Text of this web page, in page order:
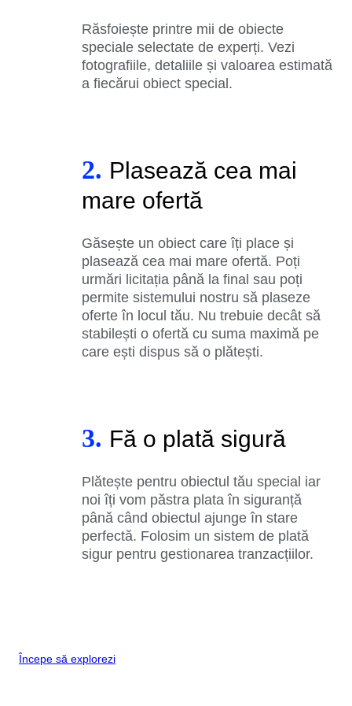
Răsfoiește printre mii de obiecte
speciale selectate de experți. Vezi
fotografiile, detaliile și valoarea estimată
a fiecărui obiect special.
2. Plasează cea mai
mare ofertă
Găsește un obiect care îți place și
plasează cea mai mare ofertă. Poți
urmări licitația până la final sau poți
permite sistemului nostru să plaseze
oferte în locul tău. Nu trebuie decât să
stabilești o ofertă cu suma maximă pe
care ești dispus să o plătești.
3. Fă o plată sigură
Plătește pentru obiectul tău special iar
noi îți vom păstra plata în siguranță
până când obiectul ajunge în stare
perfectă. Folosim un sistem de plată
sigur pentru gestionarea tranzacțiilor.
Începe să explorezi